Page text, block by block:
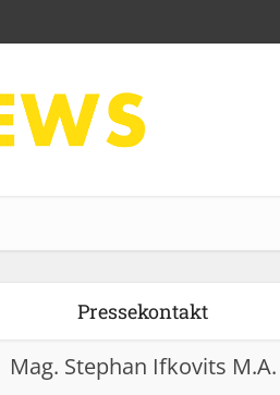
Pressekontakt
Mag. Stephan Ifkovits M.A.